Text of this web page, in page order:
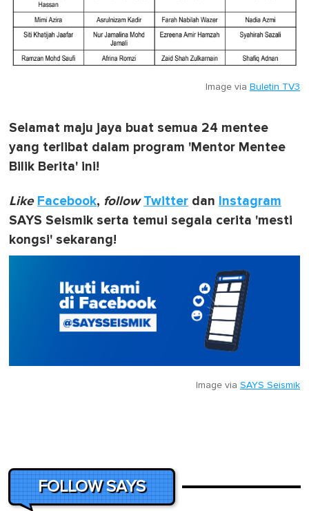
Image via Buletin TV3
Selamat maju jaya buat semua 24 mentee
yang terlibat dalam program 'Mentor Mentee
Bilik Berita' ini!
Like Facebook, follow Twitter dan Instagram
SAYS Seismik serta temui segala cerita 'mesti
kongsi' sekarang!
Image via SAYS Seismik
FOLLOW SAYS